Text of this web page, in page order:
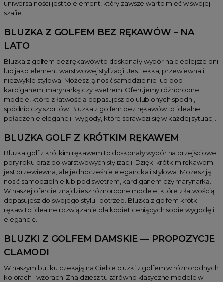
uniwersalności jest to element, który zawsze warto mieć w swojej
szafie.
BLUZKA Z GOLFEM BEZ RĘKAWÓW – NA
LATO
Bluzka z golfem bez rękawów to doskonały wybór na cieplejsze dni
lub jako element warstwowej stylizacji. Jest lekka, przewiewna i
niezwykle stylowa. Możesz ją nosić samodzielnie lub pod
kardiganem, marynarką czy swetrem. Oferujemy różnorodne
modele, które z łatwością dopasujesz do ulubionych spodni,
spódnic czy szortów. Bluzka z golfem bez rękawów to idealne
połączenie elegancji i wygody, które sprawdzi się w każdej sytuacji.
BLUZKA GOLF Z KRÓTKIM RĘKAWEM
Bluzka golf z krótkim rękawem to doskonały wybór na przejściowe
pory roku oraz do warstwowych stylizacji. Dzięki krótkim rękawom
jest przewiewna, ale jednocześnie elegancka i stylowa. Możesz ją
nosić samodzielnie lub pod swetrem, kardiganem czy marynarką.
W naszej ofercie znajdziesz różnorodne modele, które z łatwością
dopasujesz do swojego stylu i potrzeb. Bluzka z golfem krótki
rękaw to idealne rozwiązanie dla kobiet ceniących sobie wygodę i
elegancję.
BLUZKI Z GOLFEM DAMSKIE — PROPOZYCJE
CLAMODI
W naszym butiku czekają na Ciebie bluzki z golfem w różnorodnych
kolorach i wzorach. Znajdziesz tu zarówno klasyczne modele w